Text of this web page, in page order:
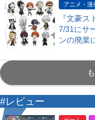
アニメ・漫
『文豪
7/31にサ
ンの廃業
#レビュー